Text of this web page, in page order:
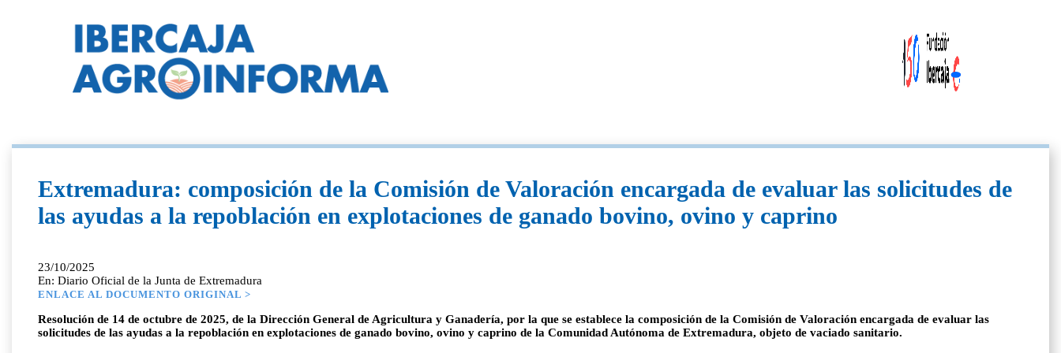
Extremadura: composición de la Comisión de Valoración encargada de evaluar las solicitudes de
las ayudas a la repoblación en explotaciones de ganado bovino, ovino y caprino
23/10/2025
En: Diario Oficial de la Junta de Extremadura
ENLACE AL DOCUMENTO ORIGINAL >
Resolución de 14 de octubre de 2025, de la Dirección General de Agricultura y Ganadería, por la que se establece la composición de la Comisión de Valoración encargada de evaluar las
solicitudes de las ayudas a la repoblación en explotaciones de ganado bovino, ovino y caprino de la Comunidad Autónoma de Extremadura, objeto de vaciado sanitario.